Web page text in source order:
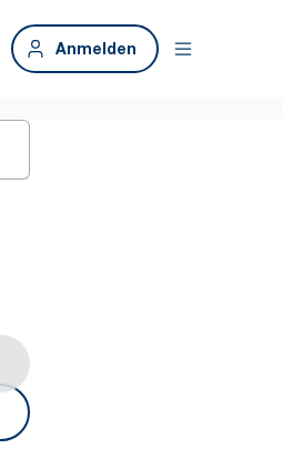
Anmelden